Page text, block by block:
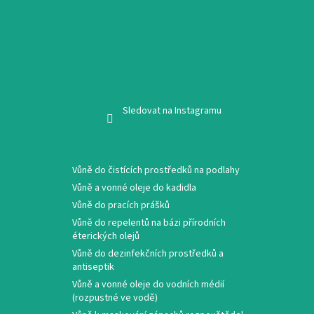
Sledovat na Instagramu
Vůně do čistících prostředků na podlahy
Vůně a vonné oleje do kadidla
Vůně do pracích prášků
Vůně do repelentů na bázi přírodních
éterických olejů
Vůně do dezinfekčních prostředků a
antiseptik
Vůně a vonné oleje do vodních médií
(rozpustné ve vodě)